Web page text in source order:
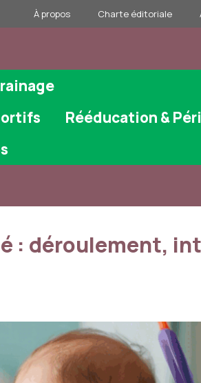
À propos Charte éditoriale
Rééducation &
: déroulement,